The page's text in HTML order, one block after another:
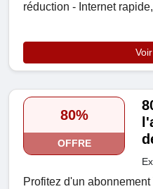
réduction - Internet
80%
OFFRE
Profitez d'un